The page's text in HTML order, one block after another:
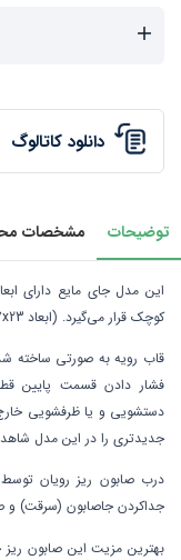
دانلود کاتالوگ
توضیحات مشخصات
این مدل جای مایع دارای
کوچک قرار می‌گیرد. (ابعاد 7x7x23 سانتیمتر)
قاب رویه به صورتی ساخته
دستشویی و یا ظرفشویی
جدیدتری را در این مدل شاهد
درب صابون ریز رویان
جداکردن جاصابون (سرقت) و
بهترین مزیت این صابون